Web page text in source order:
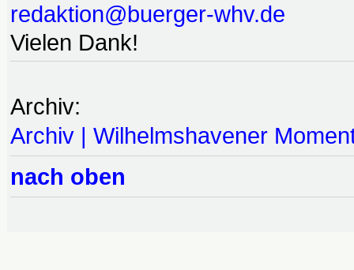
redaktion@buerger-whv.de
Vielen Dank!
Archiv:
Archiv | Wilhelmshavener
nach oben